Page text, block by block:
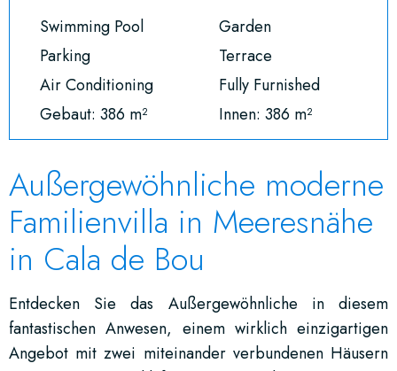
Swimming Pool
Garden
Parking
Terrace
Air Conditioning
Fully Furnished
Gebaut: 386 m²
Innen: 386 m²
Außergewöhnliche moderne
Familienvilla in Meeresnähe
in Cala de Bou
Entdecken Sie das Außergewöhnliche in diesem
fantastischen Anwesen, einem wirklich einzigartigen
Angebot mit zwei miteinander verbundenen Häusern